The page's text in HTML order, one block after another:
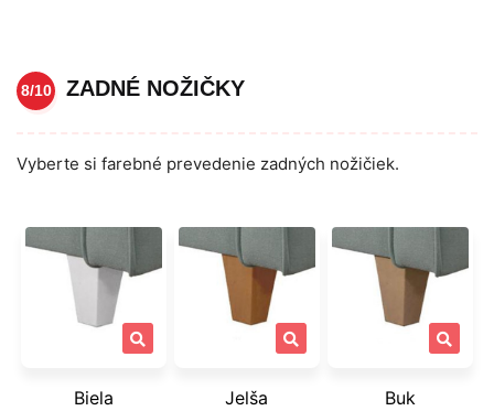
8/10 ZADNÉ NOŽIČKY
Vyberte si farebné prevedenie zadných nožičiek.
Biela Jelša Buk